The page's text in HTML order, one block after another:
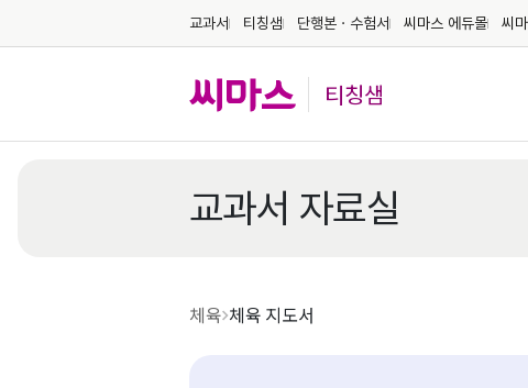
교과서 티칭샘 단행본ㆍ수험서 씨마스 에듀몰 씨
티칭샘
교과서 자료실
체육 체육 지도서